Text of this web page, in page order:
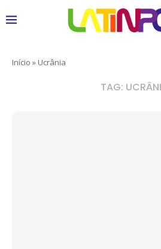
Início » Ucrânia
TAG: